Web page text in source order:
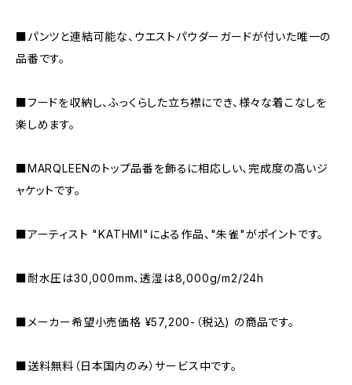
■パンツと連結可能な、ウエストパウダーガードが付いた唯一の
品番です。
■フードを収納し、ふっくらした立ち襟にでき、様々な着こなしを
楽しめます。
■MARQLEENのトップ品番を飾るに相応しい、完成度の高いジ
ャケットです。
■アーティスト "KATHMI"による作品、"朱雀"がポイントです。
■耐水圧は30,000mm、透湿は8,000g/m2/24h
■メーカー希望小売価格 ¥57,200-（税込) の商品です。
■送料無料（日本国内のみ）サービス中です。